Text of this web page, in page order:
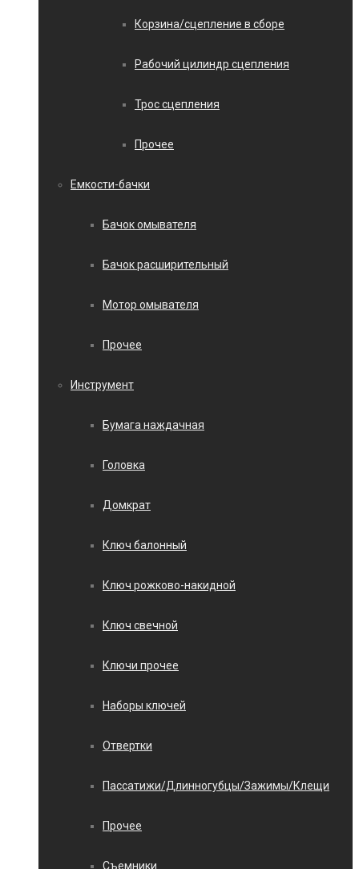
Корзина/сцепление в сборе
Рабочий цилиндр сцепления
Трос сцепления
Прочее
Емкости-бачки
Бачок омывателя
Бачок расширительный
Мотор омывателя
Прочее
Инструмент
Бумага наждачная
Головка
Домкрат
Ключ балонный
Ключ рожково-накидной
Ключ свечной
Ключи прочее
Наборы ключей
Отвертки
Пассатижи/Длинногубцы/Зажимы/Клещи
Прочее
Съемники